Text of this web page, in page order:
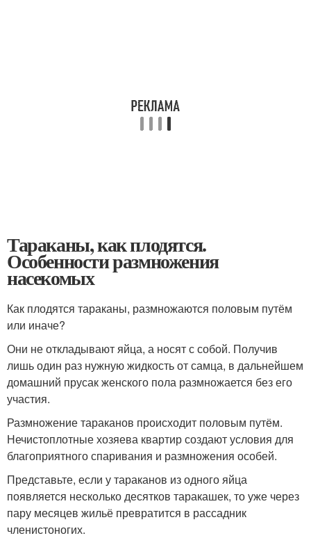
Тараканы, как плодятся.
Особенности размножения
насекомых
Как плодятся тараканы, размножаются половым путём
или иначе?
Они не откладывают яйца, а носят с собой. Получив
лишь один раз нужную жидкость от самца, в дальнейшем
домашний прусак женского пола размножается без его
участия.
Размножение тараканов происходит половым путём.
Нечистоплотные хозяева квартир создают условия для
благоприятного спаривания и размножения особей.
Представьте, если у тараканов из одного яйца
появляется несколько десятков таракашек, то уже через
пару месяцев жильё превратится в рассадник
членистоногих.